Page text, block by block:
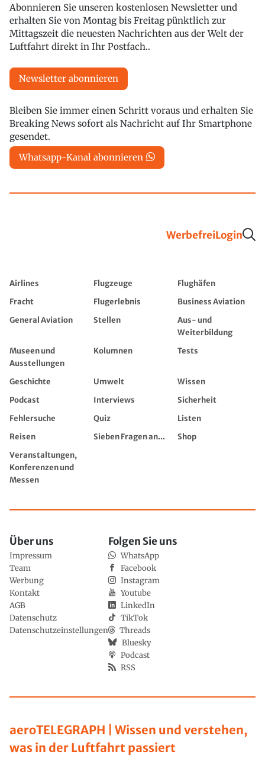
Abonnieren Sie unseren kostenlosen Newsletter und
erhalten Sie von Montag bis Freitag pünktlich zur
Mittagszeit die neuesten Nachrichten aus der Welt der
Luftfahrt direkt in Ihr Postfach..
Newsletter abonnieren
Bleiben Sie immer einen Schritt voraus und erhalten Sie
Breaking News sofort als Nachricht auf Ihr Smartphone
gesendet.
Whatsapp-Kanal abonnieren
WerbefreiLogin
Airlines Flugzeuge
Flughäfen
Fracht
Flugerlebnis
Business Aviation
General Aviation
Stellen
Aus- und
Weiterbildung
Museen und
Ausstellungen
Kolumnen Tests
Geschichte Umwelt
Wissen
Podcast
Interviews
Sicherheit
Fehlersuche
Quiz
Listen
Reisen
Sieben Fragen an...
Shop
Veranstaltungen,
Konferenzen und
Messen
aeroTELEGRAPH | Wissen und verstehen,
was in der Luftfahrt passiert
Über uns
Impressum
Team
Werbung
Kontakt
AGB
Datenschutz
Datenschutzeinstellungen
Folgen Sie uns
WhatsApp
Facebook
Instagram
Youtube
LinkedIn
TikTok
Threads
Bluesky
Podcast
RSS